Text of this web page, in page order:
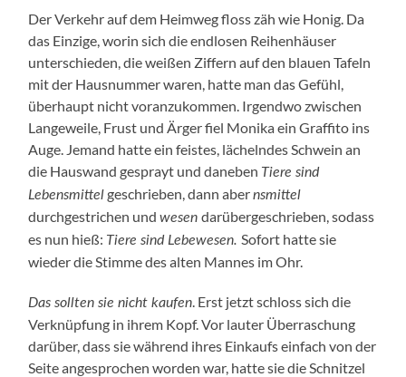
Der Verkehr auf dem Heimweg floss zäh wie Honig. Da
das Einzige, worin sich die endlosen Reihenhäuser
unterschieden, die weißen Ziffern auf den blauen Tafeln
mit der Hausnummer waren, hatte man das Gefühl,
überhaupt nicht voranzukommen. Irgendwo zwischen
Langeweile, Frust und Ärger fiel Monika ein Graffito ins
Auge. Jemand hatte ein feistes, lächelndes Schwein an
die Hauswand gesprayt und daneben Tiere sind
Lebensmittelgeschrieben, dann abernsmittel
durchgestrichen undwesendarübergeschrieben, sodass
es nun hieß: Tiere sind Lebewesen.Sofort hatte sie
wieder die Stimme des alten Mannes im Ohr.
Das sollten sie nicht kaufen . Erst jetzt schloss sich die
Verknüpfung in ihrem Kopf. Vor lauter Überraschung
darüber, dass sie während ihres Einkaufs einfach von der
Seite angesprochen worden war, hatte sie die Schnitzel